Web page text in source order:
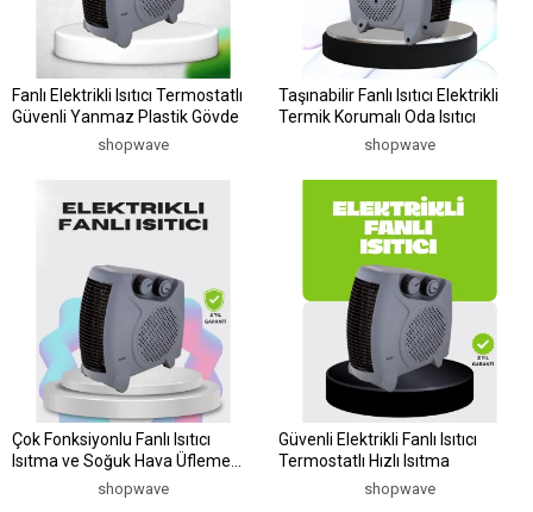
Fanlı Elektrikli Isıtıcı Termostatlı
Güvenli Yanmaz Plastik Gövde
shopwave
Taşınabilir Fanlı Isıtıcı Elektrikli
Termik Korumalı Oda Isıtıcı
shopwave
Çok Fonksiyonlu Fanlı Isıtıcı
Isıtma ve Soğuk Hava Üfleme
shopwave
Güvenli Elektrikli Fanlı Isıtıcı
Termostatlı Hızlı Isıtma
shopwave